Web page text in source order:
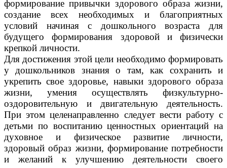
формирование привычки здорового образа жизни,
создание всех необходимых и благоприятных
условий начиная с дошкольного возраста для
будущего формирования здоровой и физически
крепкой личности.
Для достижения этой цели необходимо формировать
у дошкольников знания о там, как сохранить и
укрепить свое здоровье, навыки здорового образа
жизни, умения осуществлять физкультурно-
оздоровительную и двигательную деятельность.
При этом целенаправленно следует вести работу с
детьми по воспитанию ценностных ориентаций на
духовное и физическое развитие личности,
здоровый образ жизни, формирование потребности
и желаний к улучшению деятельности своего